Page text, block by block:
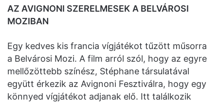
AZ AVIGNONI SZERELMESEK A BELVÁROSI
MOZIBAN
Egy kedves kis francia vígjátékot tűzött műsorra
a Belvárosi Mozi. A film arról szól, hogy az egyre
mellőzöttebb színész, Stéphane társulatával
együtt érkezik az Avignoni Fesztiválra, hogy egy
könnyed vígjátékot adjanak elő. Itt találkozik